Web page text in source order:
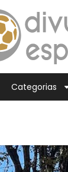
Categorias